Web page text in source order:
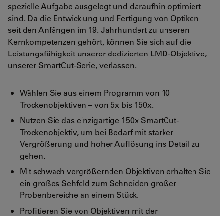
spezielle Aufgabe ausgelegt und daraufhin optimiert
sind. Da die Entwicklung und Fertigung von Optiken
seit den Anfängen im 19. Jahrhundert zu unseren
Kernkompetenzen gehört, können Sie sich auf die
Leistungsfähigkeit unserer dedizierten LMD-Objektive,
unserer SmartCut-Serie, verlassen.
Wählen Sie aus einem Programm von 10
Trockenobjektiven – von 5x bis 150x.
Nutzen Sie das einzigartige 150x SmartCut-
Trockenobjektiv, um bei Bedarf mit starker
Vergrößerung und hoher Auflösung ins Detail zu
gehen.
Mit schwach vergrößernden Objektiven erhalten Sie
ein großes Sehfeld zum Schneiden großer
Probenbereiche an einem Stück.
Profitieren Sie von Objektiven mit der